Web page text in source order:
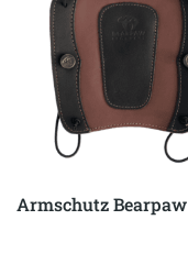
Armschutz Bearpaw